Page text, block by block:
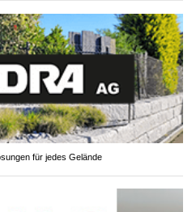
für jedes Gelände